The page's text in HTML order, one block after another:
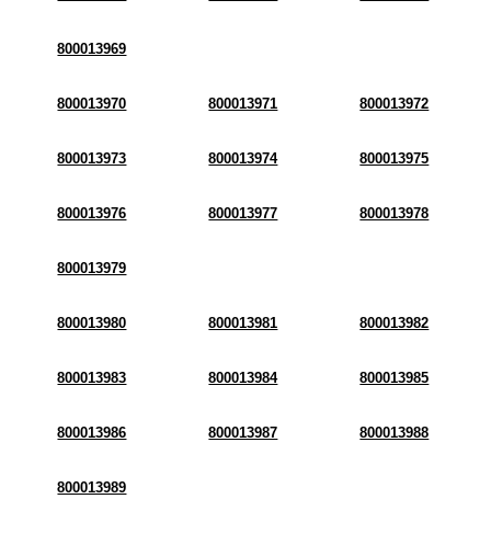
800013969
800013970 800013971 800013972
800013973 800013974 800013975
800013976 800013977 800013978
800013979
800013980 800013981 800013982
800013983 800013984 800013985
800013986 800013987 800013988
800013989